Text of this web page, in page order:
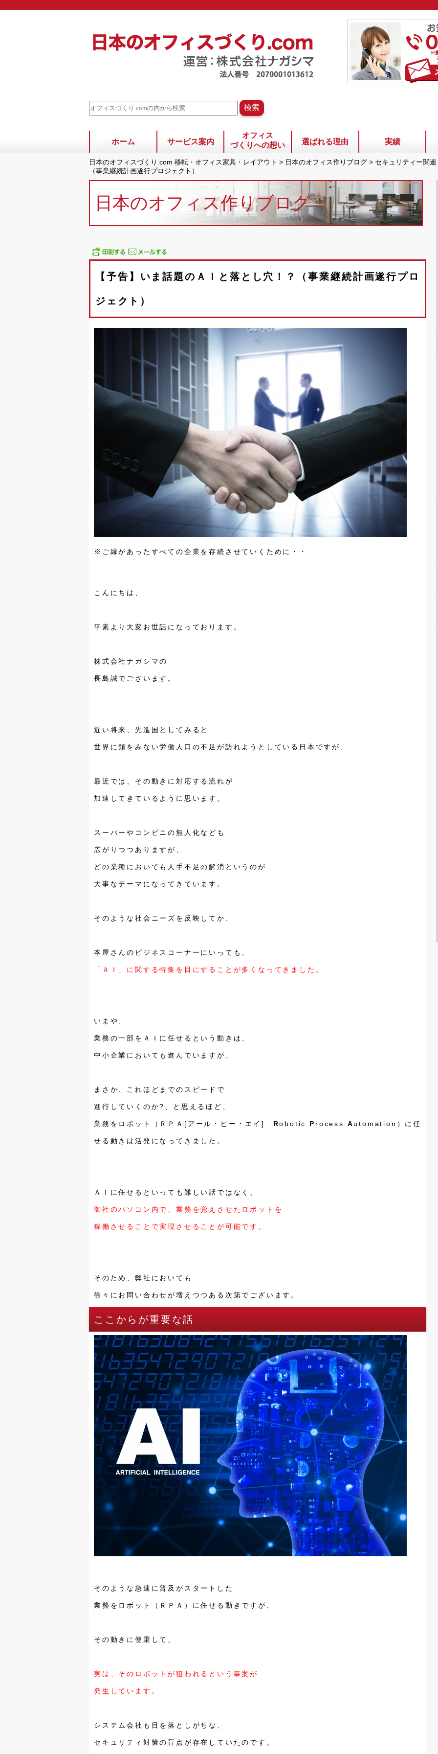
ホーム サービス案内
オフィス
づくりへの想い
選ばれる理由 実績
日本のオフィスづくり.com 移転・オフィス家具・レイアウト > 日本のオフィス作りブログ > セキュリティー関連
（事業継続計画遂行プロジェクト）
日本のオフィス作りブログ
【予告】いま話題のＡＩと落とし穴！？（事業継続計画遂行プロ
ジェクト）
※ご縁があったすべての企業を存続させていくために・・
こんにちは、
平素より大変お世話になっております。
株式会社ナガシマの
長島誠でございます。
近い将来、先進国としてみると
世界に類をみない労働人口の不足が訪れようとしている日本ですが、
最近では、その動きに対応する流れが
加速してきているように思います。
スーパーやコンビニの無人化なども
広がりつつありますが、
どの業種においても人手不足の解消というのが
大事なテーマになってきています。
そのような社会ニーズを反映してか、
本屋さんのビジネスコーナーにいっても、
「ＡＩ」に関する特集を目にすることが多くなってきました。
いまや、
業務の一部をＡＩに任せるという動きは、
中小企業においても進んでいますが、
まさか、これほどまでのスピードで
進行していくのか?、と思えるほど、
業務をロボット（ＲＰＡ[アール・ピー・エイ] Robotic P rocess Automation）に任
せる動きは活発になってきました。
ＡＩに任せるといっても難しい話ではなく、
御社のパソコン内で、業務を覚えさせたロボットを
稼働させることで実現させることが可能です。
そのため、弊社においても
徐々にお問い合わせが増えつつある次第でございます。
ここからが重要な話
そのような急速に普及がスタートした
業務をロボット（ＲＰＡ）に任せる動きですが、
その動きに便乗して、
実は、そのロボットが狙われるという事案が
発生しています。
システム会社も目を落としがちな、
セキュリティ対策の盲点が存在していたのです。